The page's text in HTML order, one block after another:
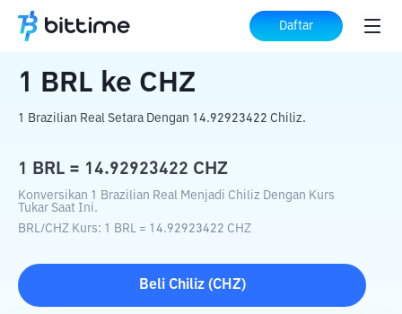
Daftar
Beranda Konverter Kripto ke CHZ
1 BRL ke CHZ
1 Brazilian Real Setara Dengan 14.92923422 Chiliz.
1 BRL = 14.92923422 CHZ
Konversikan 1 Brazilian Real Menjadi Chiliz Dengan Kurs
Tukar Saat Ini.
BRL/CHZ Kurs: 1 BRL = 14.92923422 CHZ
Beli Chiliz(CHZ)